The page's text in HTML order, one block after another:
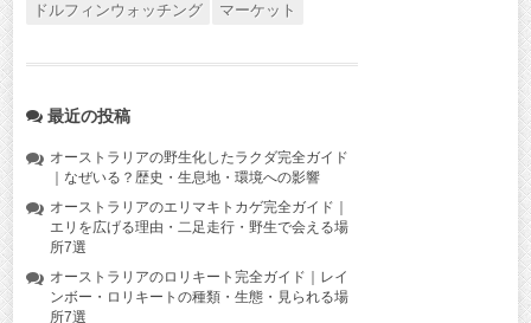
ドルフィンウォッチング
マーケット
最近の投稿
オーストラリアの野生化したラクダ完全ガイド
｜なぜいる？歴史・生息地・環境への影響
オーストラリアのエリマキトカゲ完全ガイド｜
エリを広げる理由・二足走行・野生で会える場
所7選
オーストラリアのロリキート完全ガイド｜レイ
ンボー・ロリキートの種類・生態・見られる場
所7選